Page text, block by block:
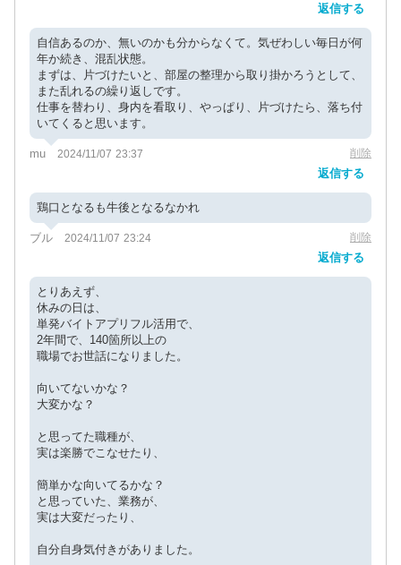
返信する
自信あるのか、無いのかも分からなくて。気ぜわしい毎日が何
年か続き、混乱状態。
まずは、片づけたいと、部屋の整理から取り掛かろうとして、
また乱れるの繰り返しです。
仕事を替わり、身内を看取り、やっぱり、片づけたら、落ち付
いてくると思います。
mu 2024/11/07 23:37 削除
返信する
鶏口となるも牛後となるなかれ
ブル 2024/11/07 23:24 削除
返信する
とりあえず、
休みの日は、
単発バイトアプリフル活用で、
2年間で、140箇所以上の
職場でお世話になりました。
向いてないかな？
大変かな？
と思ってた職種が、
実は楽勝でこなせたり、
簡単かな向いてるかな？
と思っていた、業務が、
実は大変だったり、
自分自身気付きがありました。